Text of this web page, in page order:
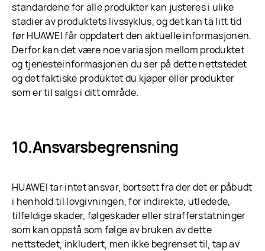
standardene for alle produkter kan justeres i ulike
stadier av produktets livssyklus, og det kan ta litt tid
før HUAWEI får oppdatert den aktuelle informasjonen.
Derfor kan det være noe variasjon mellom produktet
og tjenesteinformasjonen du ser på dette nettstedet
og det faktiske produktet du kjøper eller produkter
som er til salgs i ditt område.
Ansvarsbegrensning
HUAWEI tar intet ansvar, bortsett fra der det er påbudt
i henhold til lovgivningen, for indirekte, utledede,
tilfeldige skader, følgeskader eller strafferstatninger
som kan oppstå som følge av bruken av dette
nettstedet, inkludert, men ikke begrenset til, tap av